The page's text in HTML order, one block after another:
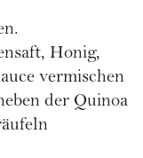
Honig,
vermischen
der Quinoa